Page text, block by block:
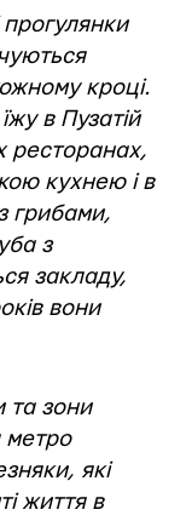
прогулянки
кроці.
в Пузатій
ресторанах,
кухнею і в
грибами,
з
закладу,
вони
та зони
метро
які
життя в